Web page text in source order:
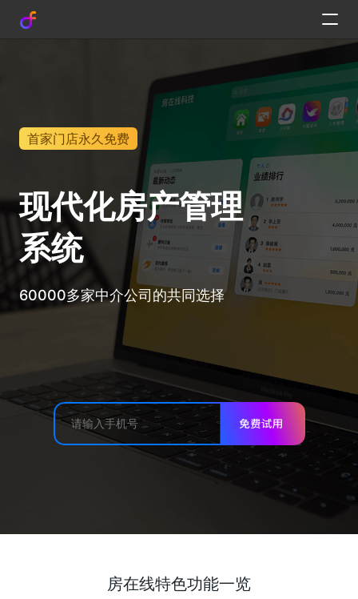
首家门店永久免费
现代化房产管理
系统
60000多家中介公司的共同选择
房在线特色功能一览